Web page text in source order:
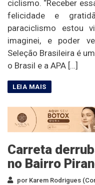
ciclismo. “Receber
felicidade e
paraciclismo estou
imaginei, e poder
Seleção Brasileira é
o Brasil e a APA […]
Carreta
no Bairro
por Karem Rodrigues